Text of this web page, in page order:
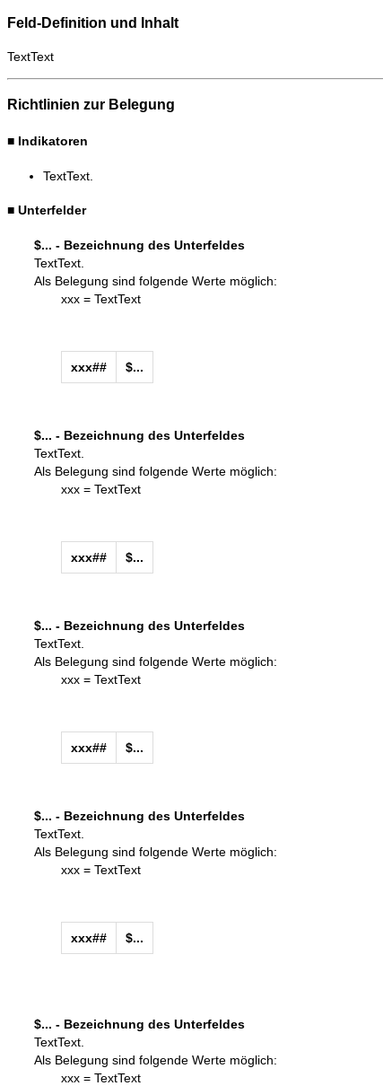
Feld-Definition und Inhalt
TextText
Richtlinien zur Belegung
■ Indikatoren
TextText.
■ Unterfelder
$... - Bezeichnung des Unterfeldes
TextText.
Als Belegung sind folgende Werte möglich:
xxx = TextText
xxx## $...
$... - Bezeichnung des Unterfeldes
TextText.
Als Belegung sind folgende Werte möglich:
xxx = TextText
xxx## $...
$... - Bezeichnung des Unterfeldes
TextText.
Als Belegung sind folgende Werte möglich:
xxx = TextText
xxx## $...
$... - Bezeichnung des Unterfeldes
TextText.
Als Belegung sind folgende Werte möglich:
xxx = TextText
xxx## $...
$... - Bezeichnung des Unterfeldes
TextText.
Als Belegung sind folgende Werte möglich:
xxx = TextText